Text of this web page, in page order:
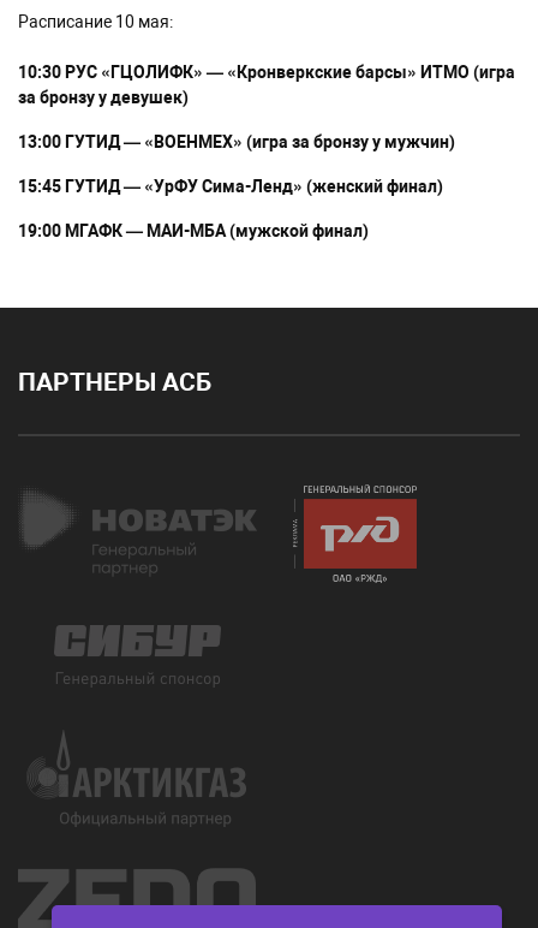
Расписание 10 мая:
10:30 РУС «ГЦОЛИФК» — «Кронверкские барсы» ИТМО (игра
за бронзу у девушек)
13:00 ГУТИД — «ВОЕНМЕХ» (игра за бронзу у мужчин)
15:45 ГУТИД — «УрФУ Сима-Ленд» (женский финал)
19:00 МГАФК — МАИ-МБА (мужской финал)
ПАРТНЕРЫ АСБ